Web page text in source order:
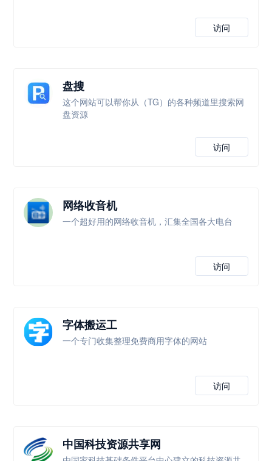
访问
盘搜
这个网站可以帮你从（TG）的各种频道里搜索网
盘资源
访问
网络收音机
一个超好用的网络收音机，汇集全国各大电台
访问
字体搬运工
一个专门收集整理免费商用字体的网站
访问
中国科技资源共享网